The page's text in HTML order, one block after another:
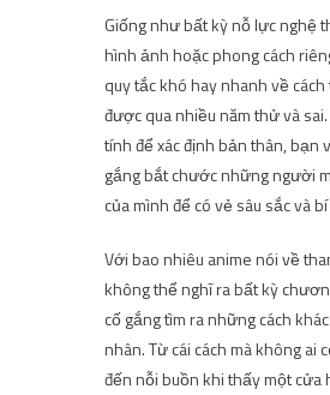
Giống như bất kỳ nỗ lực nghệ
hình ảnh hoặc phong cách
quy tắc khó hay nhanh về
được qua nhiều năm thử và
tính để xác định bản thân, bạn
gắng bắt chước những người
của mình để có vẻ sâu sắc và
Với bao nhiêu anime nói về
không thể nghĩ ra bất kỳ
cố gắng tìm ra những cách
nhân. Từ cái cách mà không
đến nỗi buồn khi thấy một cửa